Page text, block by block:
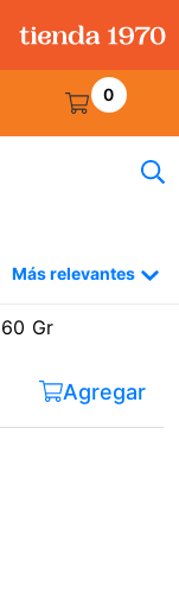
0
Más relevantes
Gr
Agregar